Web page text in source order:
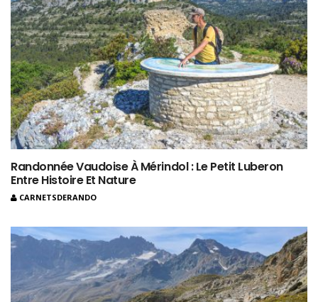
Randonnée Vaudoise À Mérindol : Le Petit Luberon
Entre Histoire Et Nature
CARNETSDERANDO